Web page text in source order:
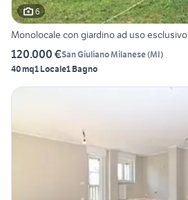
6
Monolocale con giardino ad uso esclusivo
120.000 €San Giuliano Milanese(MI)
40 mq1 Locale1 Bagno